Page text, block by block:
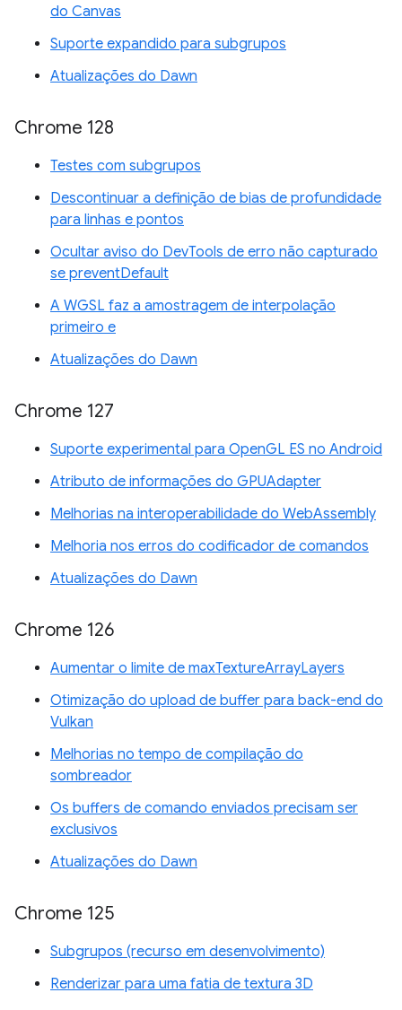
do Canvas
Suporte expandido para subgrupos
Atualizações do Dawn
Chrome 128
Testes com subgrupos
Descontinuar a definição de bias de profundidade
para linhas e pontos
Ocultar aviso do DevTools de erro não capturado
se preventDefault
A WGSL faz a amostragem de interpolação
primeiro e
Atualizações do Dawn
Chrome 127
Suporte experimental para OpenGL ES no Android
Atributo de informações do GPUAdapter
Melhorias na interoperabilidade do WebAssembly
Melhoria nos erros do codificador de comandos
Atualizações do Dawn
Chrome 126
Aumentar o limite de maxTextureArrayLayers
Otimização do upload de buffer para back-end do
Vulkan
Melhorias no tempo de compilação do
sombreador
Os buffers de comando enviados precisam ser
exclusivos
Atualizações do Dawn
Chrome 125
Subgrupos (recurso em desenvolvimento)
Renderizar para uma fatia de textura 3D